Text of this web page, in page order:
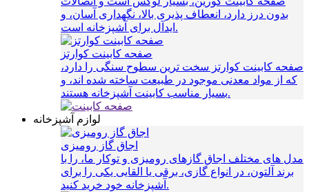
بدون درز دارد، انعطاف پذیری بالا، نگهداری آسان، و
ایدآل برای آشپزخانه است.
صفحه کابینت کوارتز
صفحه کابینت کوارتز سخت ترین سطوح سنگی را دارد،
که از مواد معدنی موجود در طبیعت ساخته شده اند، و
بسیار مناسب کابینت آشپزخانه هستند.
لوازم آشپزخانه
اجاق گاز رومیزی
مدل های مختلف اجاق گازهای رومیزی و توکار ما، را با
برند آلتون، در انواع گازی، برقی یا القایی یکی را برای
آشپزخانه خود خرید کنید.